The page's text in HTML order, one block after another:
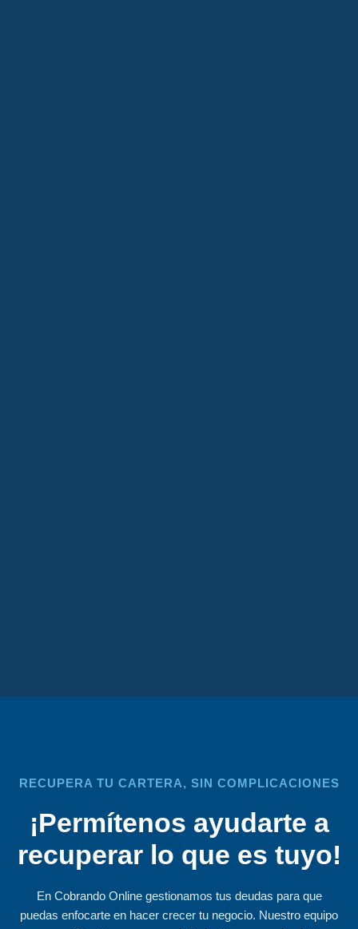
RECUPERA TU CARTERA, SIN COMPLICACIONES
¡Permítenos ayudarte a
recuperar lo que es tuyo!
En Cobrando Online gestionamos tus deudas para que
puedas enfocarte en hacer crecer tu negocio. Nuestro equipo